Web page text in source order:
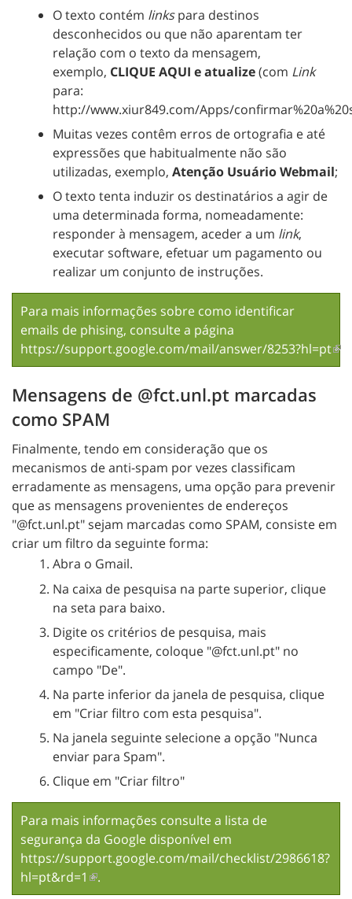
O texto contém linkspara destinos
desconhecidos ou que não aparentam ter
relação com o texto da mensagem,
exemplo, CLIQUE AQUI e atualize(com Link
para:
http://www.xiur849.com/Apps/
Muitas vezes contêm erros de ortografia e até
expressões que habitualmente não são
utilizadas, exemplo, Atenção Usuário Webmail;
O texto tenta induzir os destinatários a agir de
uma determinada forma, nomeadamente:
responder à mensagem, aceder a um link,
executar software, efetuar um pagamento ou
realizar um conjunto de instruções.
Para mais informações sobre como identificar
emails de phising, consulte a página
https://support.google.com/mail/answer/8253?hl=pt
Mensagens de @fct.unl.pt marcadas
como SPAM
Finalmente, tendo em consideração que os
mecanismos de anti-spam por vezes classificam
erradamente as mensagens, uma opção para prevenir
que as mensagens provenientes de endereços
"@fct.unl.pt" sejam marcadas como SPAM, consiste em
criar um filtro da seguinte forma:
Abra o Gmail.
Na caixa de pesquisa na parte superior, clique
na seta para baixo.
Digite os critérios de pesquisa, mais
especificamente, coloque "@fct.unl.pt" no
campo "De".
Na parte inferior da janela de pesquisa, clique
em "Criar filtro com esta pesquisa".
Na janela seguinte selecione a opção "Nunca
enviar para Spam".
Clique em "Criar filtro"
Para mais informações consulte a lista de
segurança da Google disponível em
https://support.google.com/mail/checklist/2986618?
hl=pt&rd=1
.